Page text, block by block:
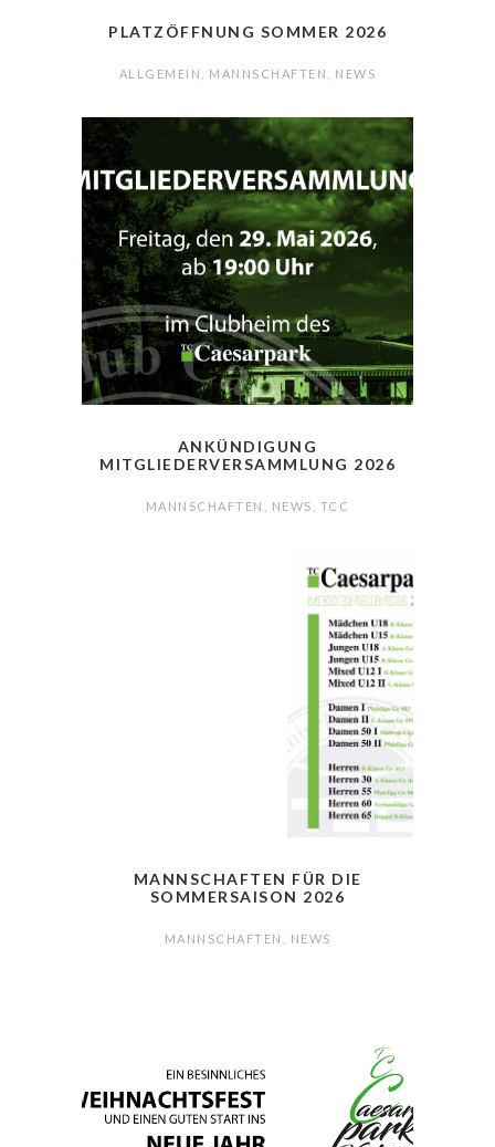
PLATZÖFFNUNG SOMMER 2026
ALLGEMEIN MANNSCHAFTEN NEWS
ANKÜNDIGUNG
MITGLIEDERVERSAMMLUNG 2026
MANNSCHAFTEN NEWS TCC
MANNSCHAFTEN FÜR DIE
SOMMERSAISON 2026
MANNSCHAFTEN NEWS